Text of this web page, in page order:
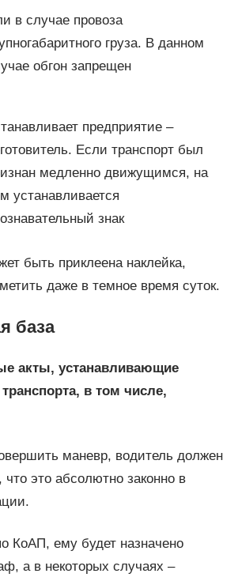
в случае провоза
груза. В данном
обгон запрещен
предприятие –
Если транспорт был
медленно движущимся, на
устанавливается
знак
быть приклеена наклейка,
даже в темное время суток.
база
акты, устанавливающие
в том числе,
маневр, водитель должен
это абсолютно законно в
КоАП, ему будет назначено
а в некоторых случаях –